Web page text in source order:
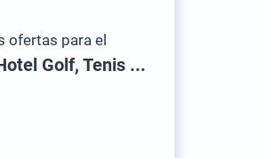
ofertas para el
Quorum Córdoba Hotel Golf, Tenis & Spa